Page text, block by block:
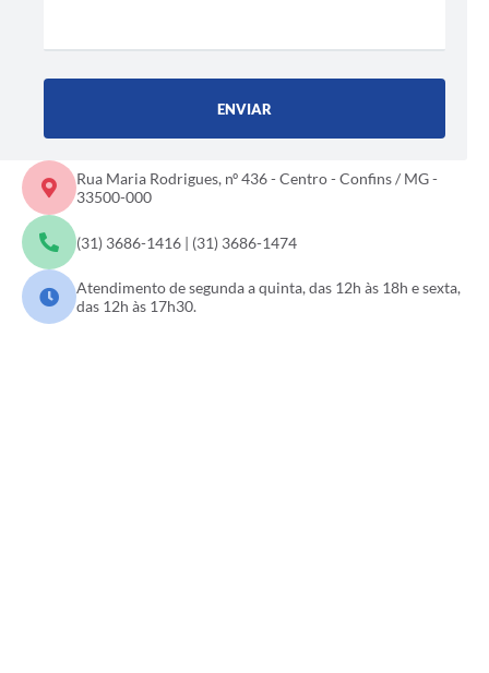
ENVIAR
Rua Maria Rodrigues, nº 436 - Centro - Confins / MG -
33500-000
(31) 3686-1416 | (31) 3686-1474
Atendimento de segunda a quinta, das 12h às 18h e sexta,
das 12h às 17h30.